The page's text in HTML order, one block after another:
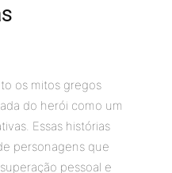
os mitos gregos
do herói como um
Essas histórias
personagens que
pessoal e